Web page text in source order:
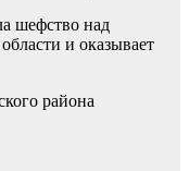
шефство над
и оказывает
района